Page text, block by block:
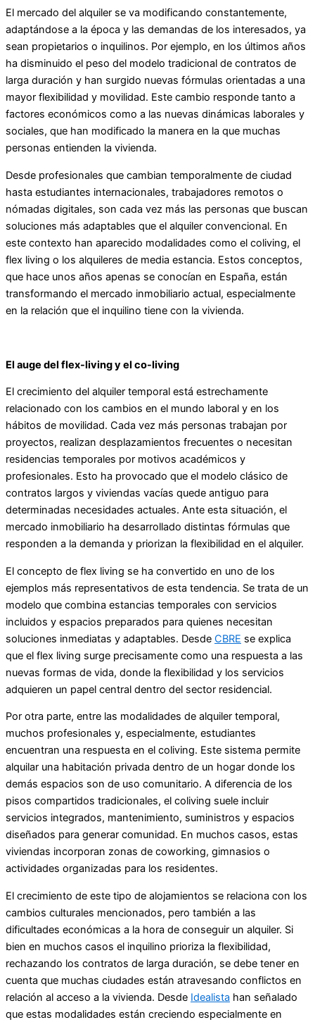
El mercado del alquiler se va modificando constantemente,
adaptándose a la época y las demandas de los interesados, ya
sean propietarios o inquilinos. Por ejemplo, en los últimos años
ha disminuido el peso del modelo tradicional de contratos de
larga duración y han surgido nuevas fórmulas orientadas a una
mayor flexibilidad y movilidad. Este cambio responde tanto a
factores económicos como a las nuevas dinámicas laborales y
sociales, que han modificado la manera en la que muchas
personas entienden la vivienda.
Desde profesionales que cambian temporalmente de ciudad
hasta estudiantes internacionales, trabajadores remotos o
nómadas digitales, son cada vez más las personas que buscan
soluciones más adaptables que el alquiler convencional. En
este contexto han aparecido modalidades como el coliving, el
flex living o los alquileres de media estancia. Estos conceptos,
que hace unos años apenas se conocían en España, están
transformando el mercado inmobiliario actual, especialmente
en la relación que el inquilino tiene con la vivienda.
El auge del flex-living y el co-living
El crecimiento del alquiler temporal está estrechamente
relacionado con los cambios en el mundo laboral y en los
hábitos de movilidad. Cada vez más personas trabajan por
proyectos, realizan desplazamientos frecuentes o necesitan
residencias temporales por motivos académicos y
profesionales. Esto ha provocado que el modelo clásico de
contratos largos y viviendas vacías quede antiguo para
determinadas necesidades actuales. Ante esta situación, el
mercado inmobiliario ha desarrollado distintas fórmulas que
responden a la demanda y priorizan la flexibilidad en el alquiler.
El concepto de flex living se ha convertido en uno de los
ejemplos más representativos de esta tendencia. Se trata de un
modelo que combina estancias temporales con servicios
incluidos y espacios preparados para quienes necesitan
soluciones inmediatas y adaptables. Desde CBRE se explica
que el flex living surge precisamente como una respuesta a las
nuevas formas de vida, donde la flexibilidad y los servicios
adquieren un papel central dentro del sector residencial.
Por otra parte, entre las modalidades de alquiler temporal,
muchos profesionales y, especialmente, estudiantes
encuentran una respuesta en el coliving. Este sistema permite
alquilar una habitación privada dentro de un hogar donde los
demás espacios son de uso comunitario. A diferencia de los
pisos compartidos tradicionales, el coliving suele incluir
servicios integrados, mantenimiento, suministros y espacios
diseñados para generar comunidad. En muchos casos, estas
viviendas incorporan zonas de coworking, gimnasios o
actividades organizadas para los residentes.
El crecimiento de este tipo de alojamientos se relaciona con los
cambios culturales mencionados, pero también a las
dificultades económicas a la hora de conseguir un alquiler. Si
bien en muchos casos el inquilino prioriza la flexibilidad,
rechazando los contratos de larga duración, se debe tener en
cuenta que muchas ciudades están atravesando conflictos en
relación al acceso a la vivienda. Desde Idealista han señalado
que estas modalidades están creciendo especialmente en